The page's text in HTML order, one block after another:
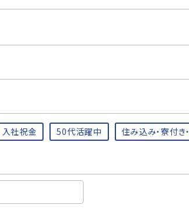
入社祝金 50代活躍中 住み込み・寮付き